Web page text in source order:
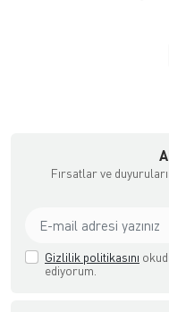
Fırsatlar ve
Gizlilik politikasını
ediyorum.